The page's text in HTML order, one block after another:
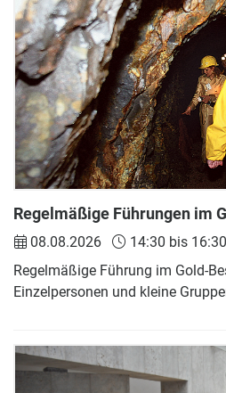
Regelmäßige Führungen im
08.08.2026
14:30 bis
Regelmäßige Führung im Gold-
Einzelpersonen und kleine